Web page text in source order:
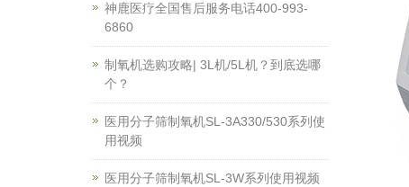
神鹿医疗全国售后服务电话400-993-
6860
制氧机选购攻略| 3L机/5L机？到底选哪
个？
医用分子筛制氧机SL-3A330/530系列使
用视频
医用分子筛制氧机SL-3W系列使用视频